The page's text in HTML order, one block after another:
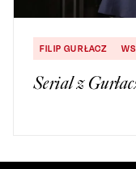
FILIP GURŁACZ
Serial z